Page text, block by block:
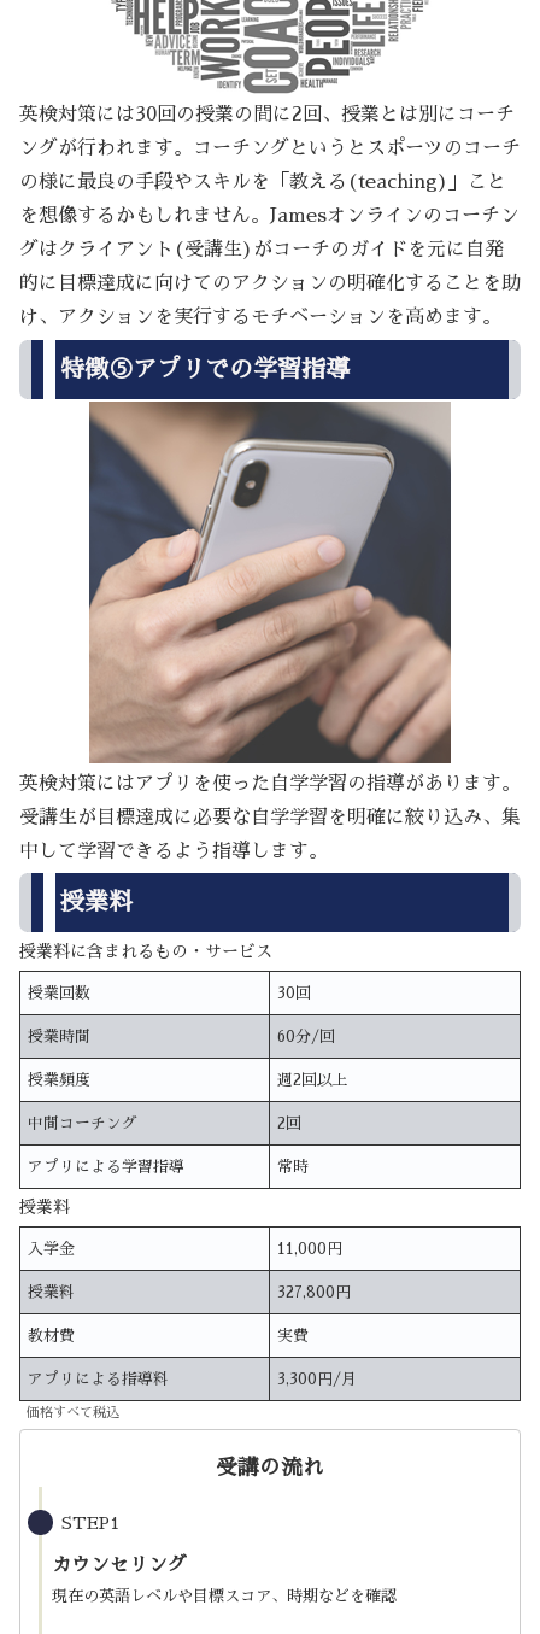
英検対策には30回の授業の間に2回、授業とは別にコーチ
ングが行われます。コーチングというとスポーツのコーチ
の様に最良の手段やスキルを「教える(teaching)」こと
を想像するかもしれません。Jamesオンラインのコーチン
グはクライアント(受講生)がコーチのガイドを元に自発
的に目標達成に向けてのアクションの明確化することを助
け、アクションを実行するモチベーションを高めます。
特徴⑤アプリでの学習指導
英検対策にはアプリを使った自学学習の指導があります。
受講生が目標達成に必要な自学学習を明確に絞り込み、集
中して学習できるよう指導します。
授業料
授業料に含まれるもの・サービス
授業回数 30回
授業時間 60分/回
授業頻度 週2回以上
中間コーチング 2回
アプリによる学習指導 常時
授業料
入学金 11,000円
授業料 327,800円
教材費 実費
アプリによる指導料 3,300円/月
価格すべて税込
受講の流れ
STEP1
カウンセリング
現在の英語レベルや目標スコア、時期などを確認